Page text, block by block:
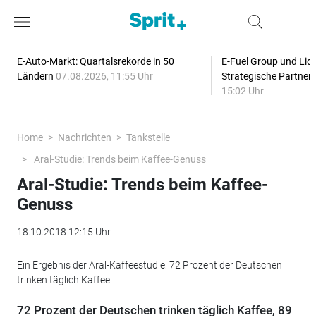
E-Auto-Markt: Quartalsrekorde in 50
Ländern 07.08.2026, 11:55 Uhr
E-Fuel Group und
Strategische
15:02 Uhr
Home Nachrichten
Tankstelle
Aral-Studie: Trends beim Kaffee-Genuss
Aral-Studie: Trends beim Kaffee-
Genuss
18.10.2018 12:15 Uhr
Ein Ergebnis der Aral-Kaffeestudie: 72 Prozent der Deutschen
trinken täglich Kaffee.
72 Prozent der Deutschen trinken täglich Kaffee, 89